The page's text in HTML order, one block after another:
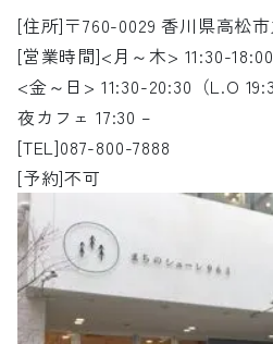
[住所]〒760-0029 香川県高松
[営業時間]<月～木> 11:30-18:00
<金～日> 11:30-20:30（L.O
夜カフェ 17:30 –
[TEL]087-800-7888
[予約]不可